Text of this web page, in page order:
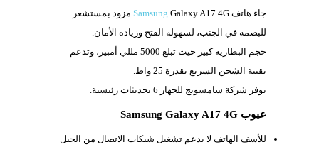
جاء هاتف
Samsung Galaxy A17 4G مزود بمستشعر
للبصمة في الجنب، لسهولة الفتح وزيادة الأمان.
حجم البطارية كبير حيث تبلغ 5000 مللي أمبير، وتدعم
تقنية الشحن السريع بقدرة 25 واط.
توفر شركة سامسونج للجهاز 6 تحديثات رئيسية.
عيوب Samsung Galaxy A17 4G
للأسف الهاتف لا يدعم تشغيل شبكات الاتصال من الجيل